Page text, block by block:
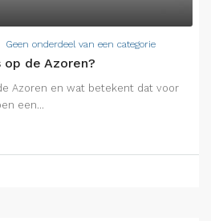
Geen onderdeel van een categorie
de Azoren?
Azoren en wat betekent dat voor
een...